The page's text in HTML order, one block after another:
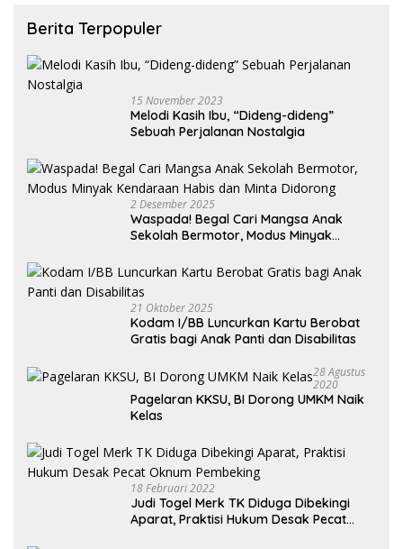
Berita Terpopuler
15 November 2023
Melodi Kasih Ibu, “Dideng-dideng”
Sebuah Perjalanan Nostalgia
2 Desember 2025
Waspada! Begal Cari Mangsa Anak
Sekolah Bermotor, Modus Minyak
21 Oktober 2025
Kodam I/BB Luncurkan Kartu Berobat
Gratis bagi Anak Panti dan Disabilitas
28 Agustus
2020
Pagelaran KKSU, BI Dorong UMKM Naik
Kelas
18 Februari 2022
Judi Togel Merk TK Diduga Dibekingi
Aparat, Praktisi Hukum Desak Pecat